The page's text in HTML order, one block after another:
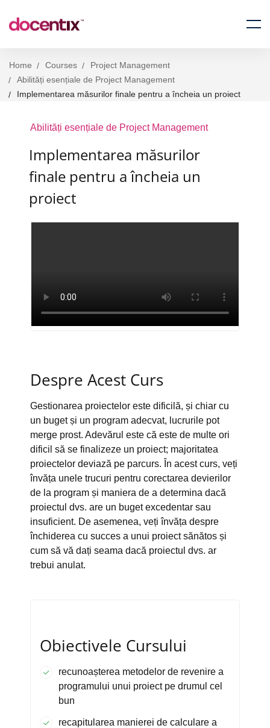
Home Courses
Project Management
Abilități esențiale de Project Management
Implementarea măsurilor finale pentru a încheia un proiect
Abilități esențiale de Project Management
Implementarea măsurilor
finale pentru a încheia un
proiect
Despre Acest Curs
Gestionarea proiectelor este dificilă, și chiar cu
un buget și un program adecvat, lucrurile pot
merge prost. Adevărul este că este de multe ori
dificil să se finalizeze un proiect; majoritatea
proiectelor deviază pe parcurs. În acest curs, veți
învăța unele trucuri pentru corectarea devierilor
de la program și maniera de a determina dacă
proiectul dvs. are un buget excedentar sau
insuficient. De asemenea, veți învăța despre
închiderea cu succes a unui proiect sănătos și
cum să vă dați seama dacă proiectul dvs. ar
trebui anulat.
Obiectivele Cursului
recunoașterea metodelor de revenire a
programului unui proiect pe drumul cel
bun
recapitularea manierei de calculare a